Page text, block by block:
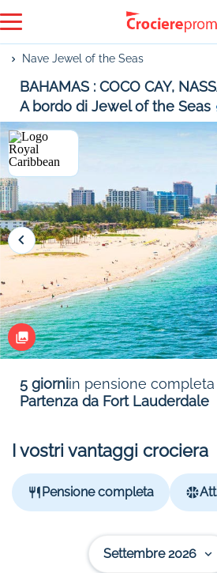
Nave Jewel of the Seas
5 giorniin pensione completa
Partenza da Fort Lauderdale
BAHAMAS : COCO CAY,
A bordo di Jewel of the Seas
I vostri vantaggi crociera
Pensione completa
Settembre 2026